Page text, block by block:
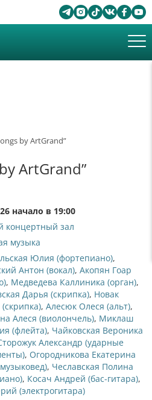
by ArtGrand”
ArtGrand”
начало в 19:00
концертный зал
музыка
Юлия (фортепиано),
Антон (вокал), Акопян Гоар
, Медведева Каллиника (орган),
Дарья (скрипка), Новак
, Алесюк Олеся (альт),
Алеся (виолончель), Миклаш
(флейта), Чайковская Вероника
Александр (ударные
, Огородникова Екатерина
, Чеславская Полина
, Косач Андрей (бас-гитара),
(электрогитара)